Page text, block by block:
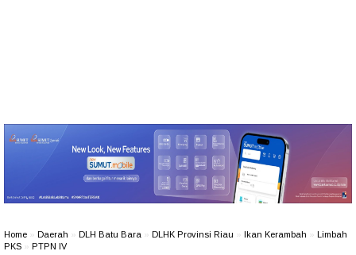
Home Daerah DLH Batu Bara DLHK Provinsi Riau Ikan Kerambah
Limbah
PKS
PTPN IV